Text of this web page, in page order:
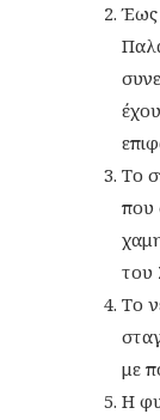
Έως
Το
που
του
Το
με
Η